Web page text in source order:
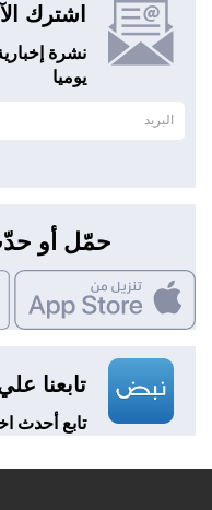
اشترك
نشرة
يوميا
حمّل أو
تابعنا
تابع أحدث